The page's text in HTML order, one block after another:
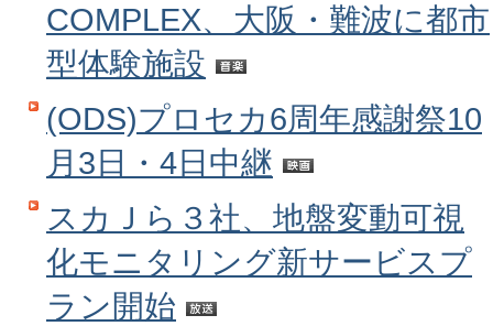
COMPLEX、大阪・難波に都市
型体験施設
(ODS)プロセカ6周年感謝祭10
月3日・4日中継
スカＪら３社、地盤変動可視
化モニタリング新サービスプ
ラン開始